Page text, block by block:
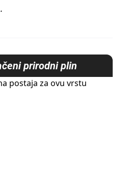
prirodni plin
postaja za ovu vrstu